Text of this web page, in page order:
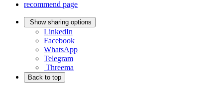
recommend page
Show sharing options
LinkedIn
Facebook
WhatsApp
Telegram
Threema
Back to top